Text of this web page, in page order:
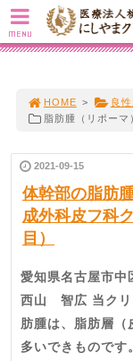
HOME > 良
脂肪腫（リポーマ
2021-09-15
体幹部の脂肪
成外科皮フ科
目）
愛知県名古屋市中
西山 智広 当クリ
肪腫は、脂肪層（
多いできものです
MENU